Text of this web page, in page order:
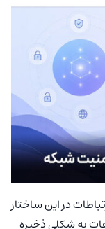
در این ساختار
به شکلی ذخیره